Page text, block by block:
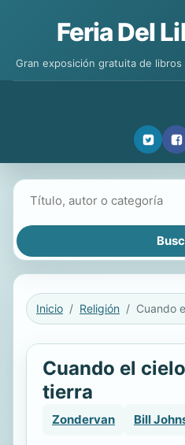
Feria Del
Gran exposición gratuita de libros
Inicio Religión Cuando
Cuando el
tierra
Zondervan Bill